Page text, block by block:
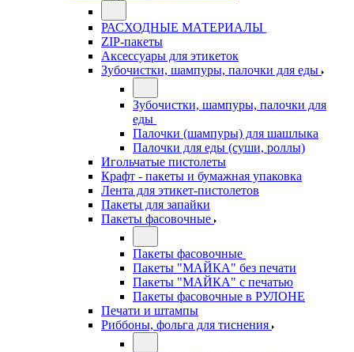
РАСХОДНЫЕ МАТЕРИАЛЫ
ZIP-пакеты
Аксессуары для этикеток
Зубочистки, шампуры, палочки для еды
Зубочистки, шампуры, палочки для
еды
Палочки (шампуры) для шашлыка
Палочки для еды (суши, роллы)
Игольчатые пистолеты
Крафт - пакеты и бумажная упаковка
Лента для этикет-пистолетов
Пакеты для запайки
Пакеты фасовочные
Пакеты фасовочные
Пакеты "МАЙКА" без печати
Пакеты "МАЙКА" с печатью
Пакеты фасовочные в РУЛОНЕ
Печати и штампы
Риббоны, фольга для тиснения